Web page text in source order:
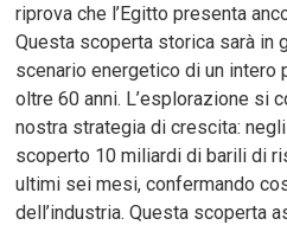
riprova che l’Egitto presenta
Questa scoperta storica sarà in
scenario energetico di un intero
oltre 60 anni. L’esplorazione si
nostra strategia di crescita:
scoperto 10 miliardi di barili di
ultimi sei mesi, confermando
dell’industria. Questa scoperta